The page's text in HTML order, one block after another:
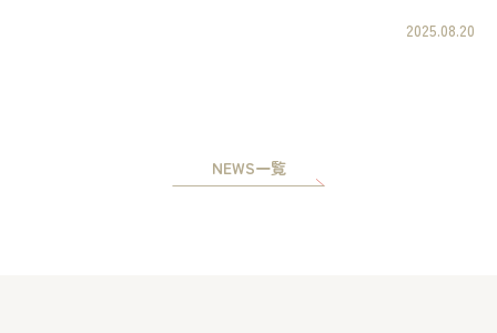
2025.08.20
NEWS一覧